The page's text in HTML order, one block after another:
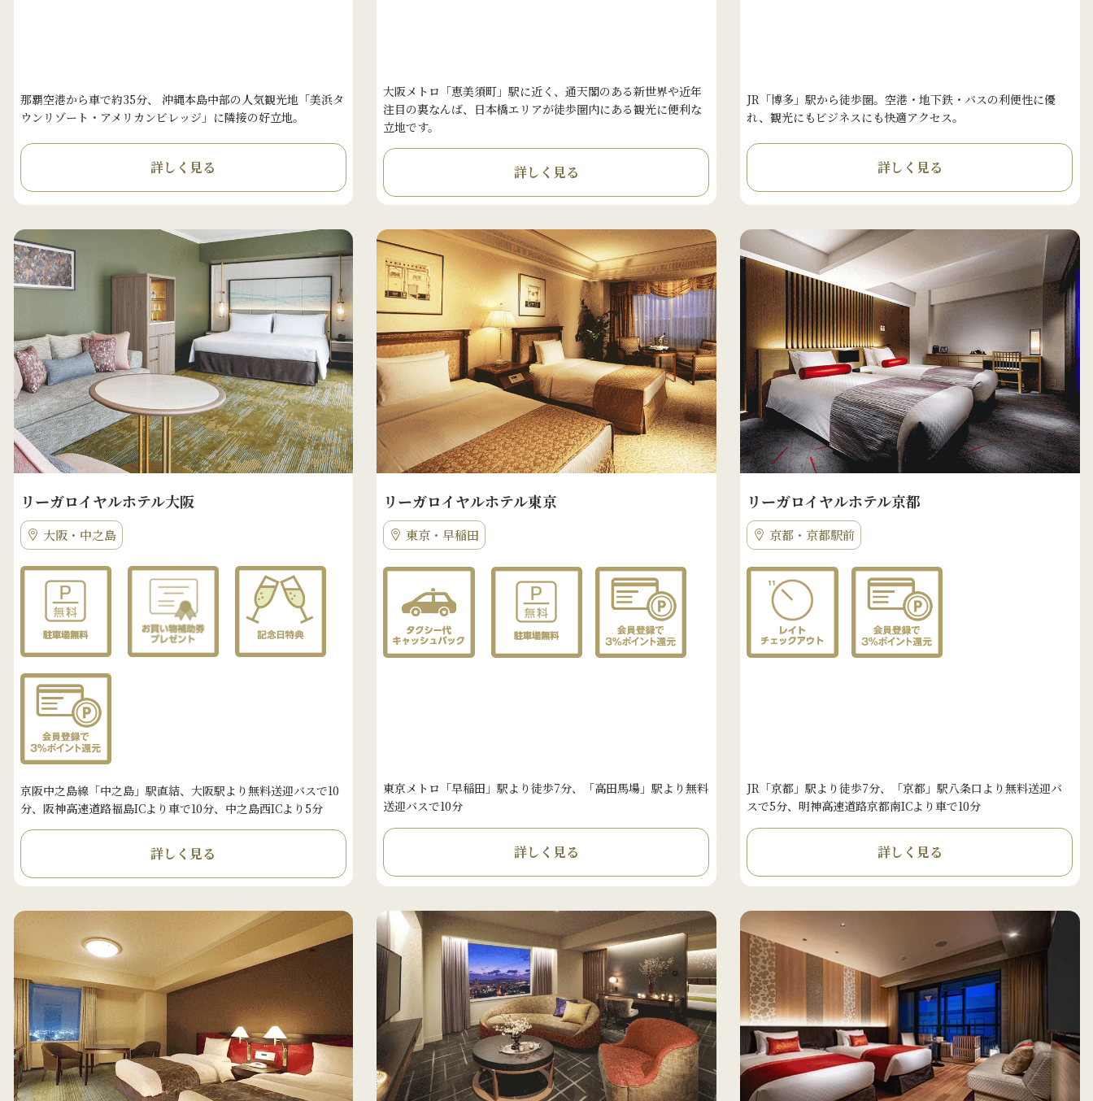
那覇空港から車で約35分、 沖縄本島中部の人気観光地「美浜タ
ウンリゾート・アメリカンビレッジ」に隣接の好立地。
詳しく見る
大阪メトロ「恵美須町」駅に近く、通天閣のある新世界や近年
注目の裏なんば、日本橋エリアが徒歩圏内にある観光に便利な
立地です。
詳しく見る
JR「博多」駅から徒歩圏。空港・地下鉄・バスの利便性に優
れ、観光にもビジネスにも快適アクセス。
詳しく見る
リーガロイヤルホテル大阪
大阪・中之島
京阪中之島線「中之島」駅直結、大阪駅より無料送迎バスで10
分、阪神高速道路福島ICより車で10分、中之島西ICより5分
詳しく見る
リーガロイヤルホテル東京
東京・早稲田
東京メトロ「早稲田」駅より徒歩7分、「高田馬場」駅より無料
送迎バスで10分
詳しく見る
リーガロイヤルホテル京都
京都・京都駅前
JR「京都」駅より徒歩7分、「京都」駅八条口より無料送迎バ
スで5分、明神高速道路京都南ICより車で10分
詳しく見る